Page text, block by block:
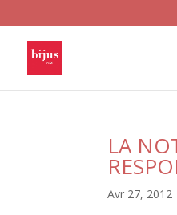
LA
Avr 27, 2012